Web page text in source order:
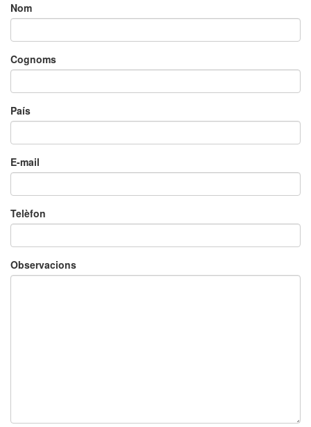
Nom
Cognoms
País
E-mail
Telèfon
Observacions